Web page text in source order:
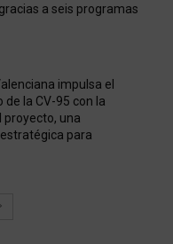
a seis programas
impulsa el
la CV-95 con la
proyecto, una
para